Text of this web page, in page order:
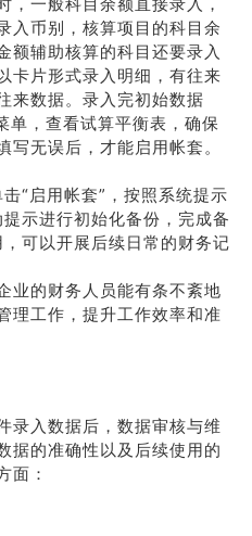
入币别，核算项目的科目余
额辅助核算的科目还要录入
卡片形式录入明细，有往来
来数据。录入完初始数据
单，查看试算平衡表，确保
无误后，才能启用帐套。
击“启用帐套”，按照系统提示
示进行初始化备份，完成备
可以开展后续日常的财务记
业的财务人员能有条不紊地
理工作，提升工作效率和准
录入数据后，数据审核与维
据的准确性以及后续使用的
面：